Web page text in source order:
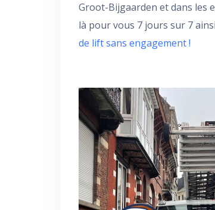
Groot-Bijgaarden et dans les
là pour vous 7 jours sur 7
de lift sans engagement !